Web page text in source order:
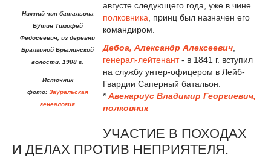
Нижний чин батальона
Бутин Тимофей
Федосеевич, из деревни
Бралгиной Брылинской
волости. 1908 г.
Источник
фото: Зауральская
генеалогия
августе следующего года, уже в чине
полковника, принц был назначен его
командиром.
Дебоа, Александр Алексеевич
генерал-лейтенант- в 1841 г. вступил
на службу унтер-офицером в Лейб-
Гвардии Саперный батальон.
* Авенариус Владимир Георгиевич,
полковник
УЧАСТИЕ В ПОХОДАХ
И ДЕЛАХ ПРОТИВ НЕПРИЯТЕЛЯ.